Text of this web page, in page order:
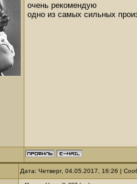
очень рекомендую
одно из самых сильных
Дата: Четверг, 04.05.2017, 16:26 |